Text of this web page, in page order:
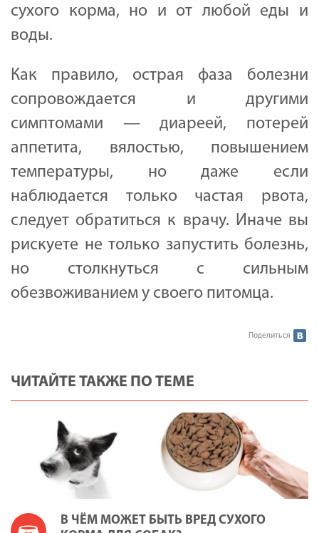
сухого корма, но и от любой еды и
воды.
Как правило, острая фаза болезни
сопровождается и другими
симптомами — диареей, потерей
аппетита, вялостью, повышением
температуры, но даже если
наблюдается только частая рвота,
следует обратиться к врачу. Иначе вы
рискуете не только запустить болезнь,
но столкнуться с сильным
обезвоживанием у своего питомца.
Поделиться
ЧИТАЙТЕ ТАКЖЕ ПО ТЕМЕ
В ЧЁМ МОЖЕТ БЫТЬ ВРЕД СУХОГО